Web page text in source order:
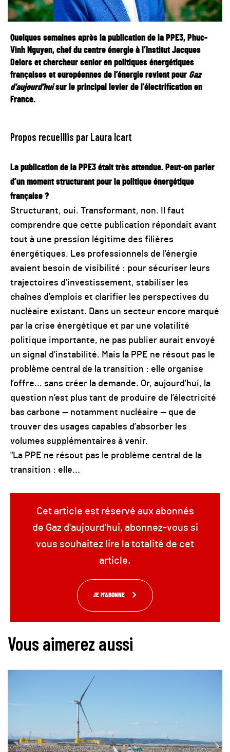
Quelques semaines après la publication de la PPE3, Phuc-
Vinh Nguyen, chef du centre énergie à l’Institut Jacques
Delors et chercheur senior en politiques énergétiques
françaises et européennes de l’énergie revient pour Gaz
d'aujourd'huisur le principal levier de l'électrification en
France.
Propos recueillis par Laura Icart
La publication de la PPE3 était très attendue. Peut-on parler
d’un moment structurant pour la politique énergétique
française ?
Structurant, oui. Transformant, non. Il faut
comprendre que cette publication répondait avant
tout à une pression légitime des filières
énergétiques. Les professionnels de l’énergie
avaient besoin de visibilité : pour sécuriser leurs
trajectoires d’investissement, stabiliser les
chaînes d’emplois et clarifier les perspectives du
nucléaire existant. Dans un secteur encore marqué
par la crise énergétique et par une volatilité
politique importante, ne pas publier aurait envoyé
un signal d’instabilité. Mais la PPE ne résout pas le
problème central de la transition : elle organise
l’offre… sans créer la demande. Or, aujourd’hui, la
question n’est plus tant de produire de l’électricité
bas carbone — notamment nucléaire — que de
trouver des usages capables d’absorber les
volumes supplémentaires à venir.
"La PPE ne résout pas le problème central de la
transition : elle...
Cet article est réservé aux abonnés
de Gaz d'aujourd'hui, abonnez-vous si
vous souhaitez lire la totalité de cet
article.
JE M'ABONNE
Vous aimerez aussi